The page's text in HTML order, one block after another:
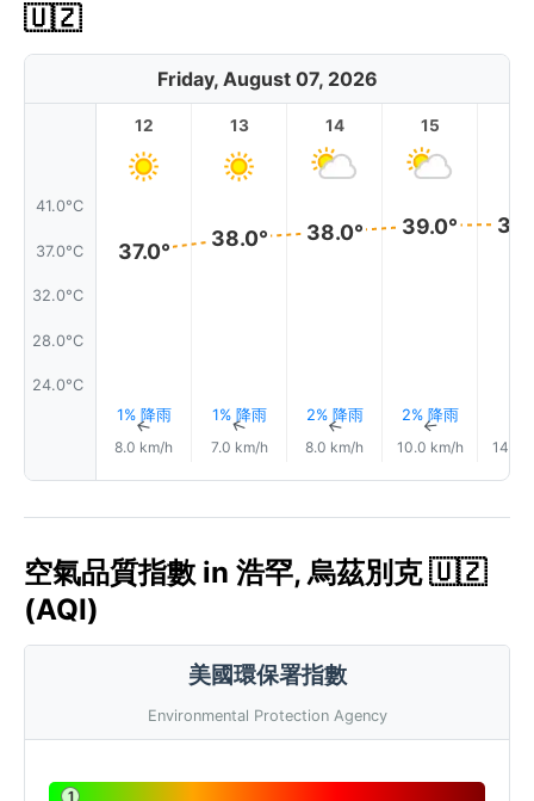
🇺🇿
Friday, August 07, 2026
41.0°C
37.0°C
32.0°C
28.0°C
24.0°C
12
37.0°
1% 降雨
↑
8.0 km/h
13
38.0°
1% 降雨
↑
7.0 km/h
14
38.0°
2% 降雨
↑
8.0 km/h
15
39.0°
2% 降雨
↑
10.0 km/h 14.0
空氣品質指數 in 浩罕, 烏茲別克 🇺🇿
(AQI)
美國環保署指數
Environmental Protection Agency
1